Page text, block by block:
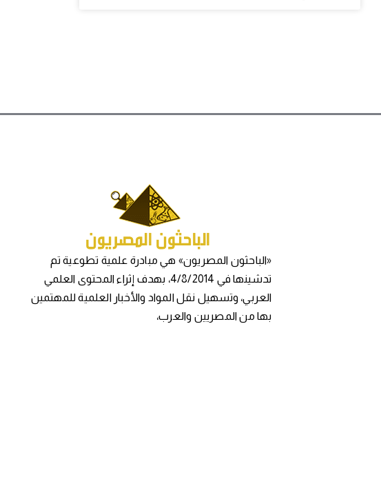
«الباحثون المصريون» هي مبادرة علمية تطوعية تم
تدشينها في 4/8/2014، بهدف إثراء المحتوى العلمي
العربي، وتسهيل نقل المواد والأخبار العلمية للمهتمين
بها من المصريين والعرب،